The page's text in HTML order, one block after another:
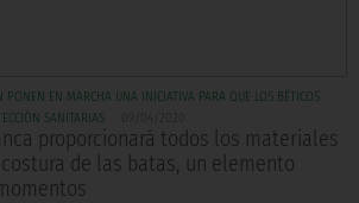
PONEN EN MARCHA UNA INICIATIVA PARA QUE LOS BÉTICOS
SANITARIAS
proporcionará todos los materiales
de las batas, un elemento